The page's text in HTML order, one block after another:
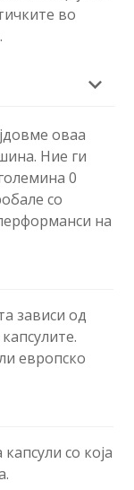
во
оваа
Ние ги
0
со
на
зависи од
европско
со која